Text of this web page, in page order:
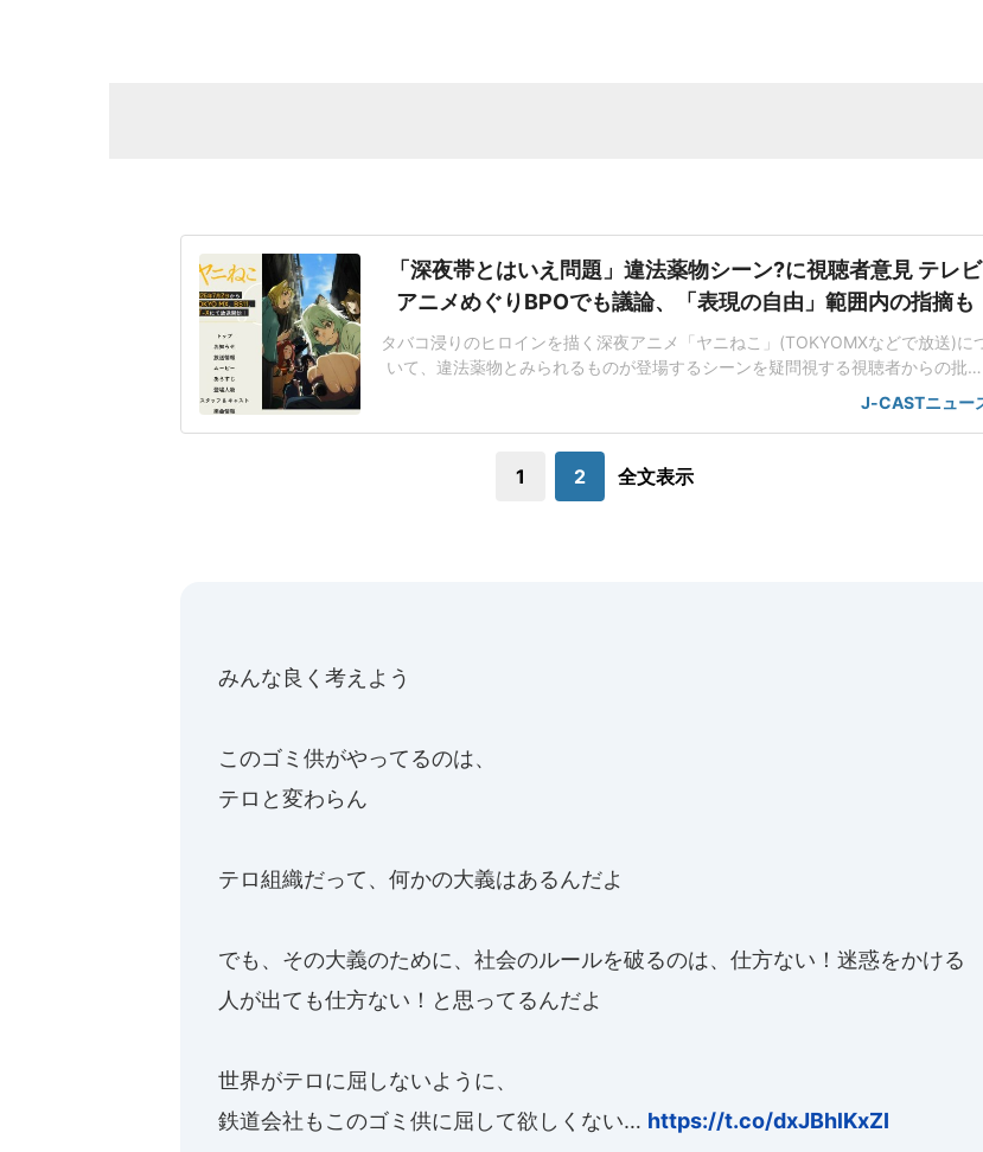
「深夜帯とはいえ問題」違法薬物シーン?に視聴者意見 テレビ
アニメめぐりBPOでも議論、「表現の自由」範囲内の指摘も
タバコ浸りのヒロインを描く深夜アニメ「ヤニねこ」(TOKYOMXなどで放送)に
いて、違法薬物とみられるものが登場するシーンを疑問視する視聴者からの批判
的意見があったとして、放送倫理・番組向上機構(BPO)の審議で取り上げられた。
「紛らわしいことを放送でしないほうがいい」と委員から意見が出たが、「表現
とがネット上で大きな話題に
J-CASTニュー
1 2 全文表示
みんな良く考えよう
このゴミ供がやってるのは、
テロと変わらん
テロ組織だって、何かの大義はあるんだよ
でも、その大義のために、社会のルールを破るのは、仕方ない！迷惑をかける
人が出ても仕方ない！と思ってるんだよ
世界がテロに屈しないように、
鉄道会社もこのゴミ供に屈して欲しくない… https://t.co/dxJBhlKxZI